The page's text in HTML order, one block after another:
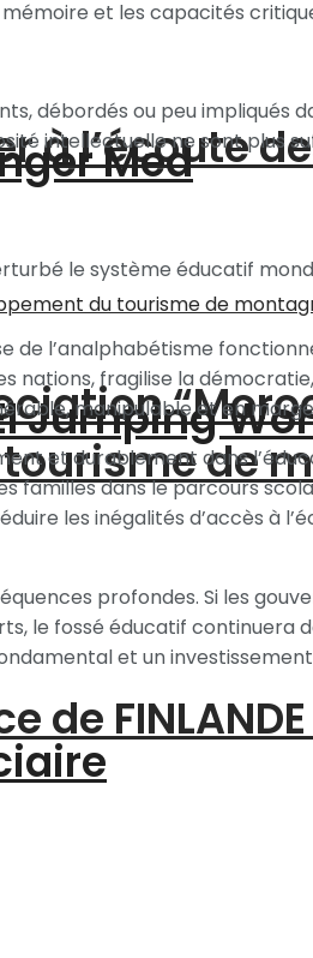
à l’écoute
de
Med
Jumping
et les capacités
débordés ou peu impliqués
intellectuelle ne sont plus
le système éducatif
l’analphabétisme
nations, fragilise la
manipulable et en
et durablement dans
familles dans le parcours
les inégalités d’accès à
profondes. Si les
le fossé éducatif continuera
et un